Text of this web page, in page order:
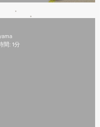
ます
間: 1分